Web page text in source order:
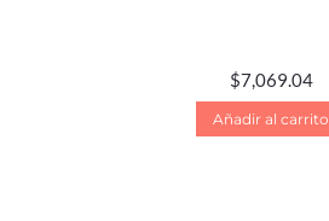
$7,069.04
Añadir al carrito